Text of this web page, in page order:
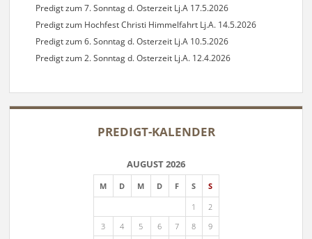
Predigt zum 7. Sonntag d. Osterzeit Lj.A 17.5.2026
Predigt zum Hochfest Christi Himmelfahrt Lj.A. 14.5.2026
Predigt zum 6. Sonntag d. Osterzeit Lj.A 10.5.2026
Predigt zum 2. Sonntag d. Osterzeit Lj.A. 12.4.2026
PREDIGT-KALENDER
AUGUST 2026
M D M D F S
S
1
2
3
4 5 6 7 8
9